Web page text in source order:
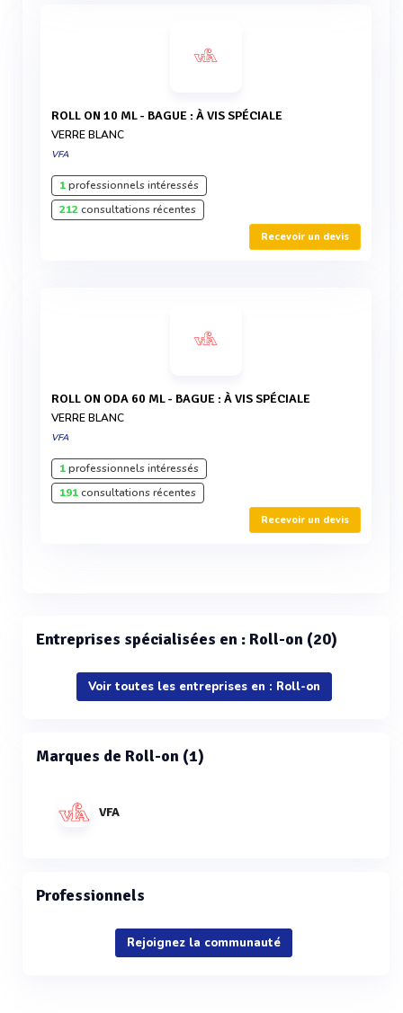
ROLL ON 10 ML - BAGUE : À VIS SPÉCIALE
VERRE BLANC
VFA
1professionnels intéressés
212consultations récentes
Recevoir un devis
ROLL ON ODA 60 ML - BAGUE : À VIS SPÉCIALE
VERRE BLANC
VFA
1professionnels intéressés
191consultations récentes
Recevoir un devis
Entreprises spécialisées en : Roll-on (20)
Voir toutes les entreprises en : Roll-on
Marques de Roll-on (1)
VFA
Professionnels
Rejoignez la communauté